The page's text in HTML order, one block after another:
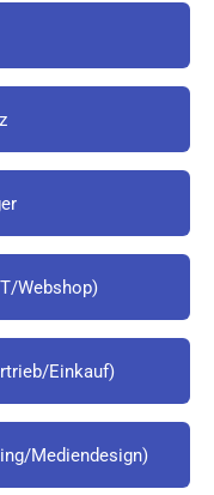
Webshop)
Einkauf)
Mediendesign)